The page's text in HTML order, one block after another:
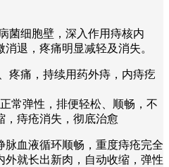
菌细胞壁，深入作用痔核内
退，疼痛明显减轻及消失。
疼痛，持续用药外痔，内痔疙
常弹性，排便轻松、顺畅，不
，痔疮消失，彻底治愈
脉血液循环顺畅，重度痔疮完全
就长出新肉，自动收缩，弹性